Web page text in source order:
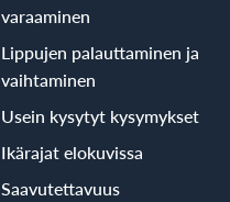
varaaminen
Lippujen palauttaminen ja
vaihtaminen
Usein kysytyt kysymykset
Ikärajat elokuvissa
Saavutettavuus